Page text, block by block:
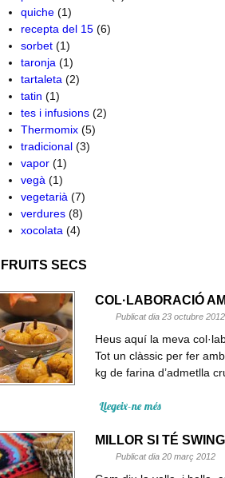
quiche (1)
recepta del 15 (6)
sorbet (1)
taronja (1)
tartaleta (2)
tatin (1)
tes i infusions (2)
Thermomix (5)
tradicional (3)
vapor (1)
vegà (1)
vegetarià (7)
verdures (8)
xocolata (4)
FRUITS SECS
COL·LABORACIÓ
Publicat dia 23 octubre 2012
Heus aquí la meva
Tot un clàssic per fer
kg de farina d’admetlla
Llegeix-ne més
MILLOR SI TÉ
Publicat dia 20 març 2012